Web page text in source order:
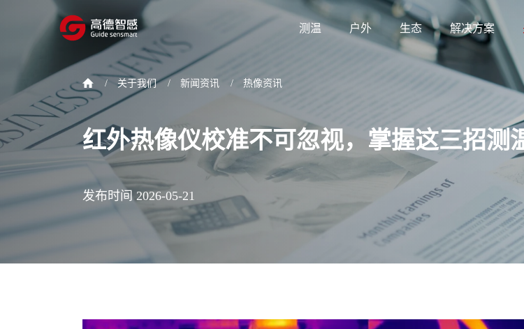
测温 户外 生态 解决方案
/ 关于我们 / 新闻资讯 / 热像资讯
红外热像仪校准不可忽视，掌握这三招测
发布时间 2026-05-21